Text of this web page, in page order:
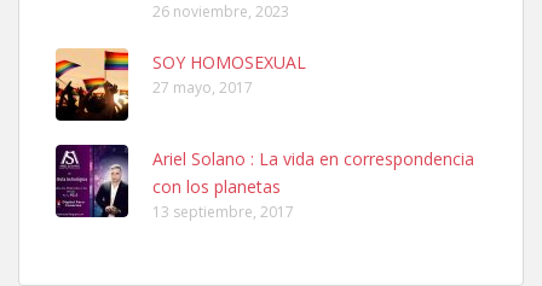
Ninfa perdida
El día 5 se los perdió una ninfa papillera, asustada tiene miedo a la
calle, se perdió por la zon...
26 noviembre, 2023
SOY HOMOSEXUAL
27 mayo, 2017
Ariel Solano : La vida en correspondencia
con los planetas
13 septiembre, 2017